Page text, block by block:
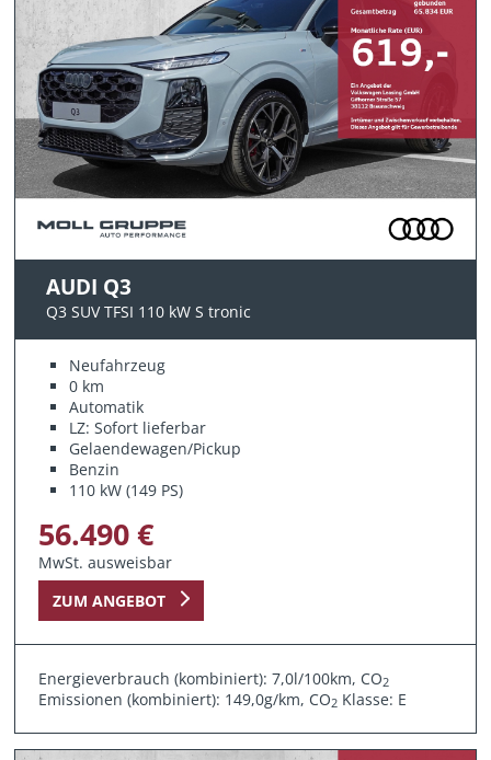
AUDI Q3
Q3 SUV TFSI 110 kW S tronic
Neufahrzeug
0 km
Automatik
LZ: Sofort lieferbar
Gelaendewagen/Pickup
Benzin
110 kW (149 PS)
56.490 €
MwSt. ausweisbar
ZUM ANGEBOT
Energieverbrauch (kombiniert): 7,0l/100km, CO2
Emissionen (kombiniert): 149,0g/km, CO2 Klasse: E